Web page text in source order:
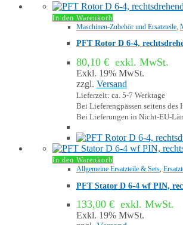
In den Warenkorb
Maschinen-Zubehör und Ersatzteile,
PFT Rotor D 6-4,
80,10 € exkl. MwSt.
Exkl. 19% MwSt.
zzgl. Versand
Lieferzeit: ca. 5-7 Werktage
Bei Lieferengpässen seitens
Bei Lieferungen in Nicht-EU-
In den Warenkorb
Allgemeine Ersatzteile & Sets,
PFT Stator D 6-4 wf PIN,
133,00 € exkl. MwSt.
Exkl. 19% MwSt.